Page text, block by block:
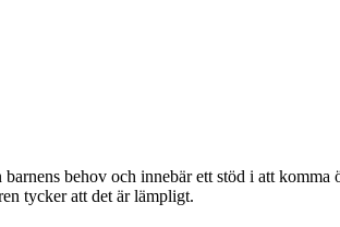
behov och innebär ett stöd i att
tycker att det är lämpligt.